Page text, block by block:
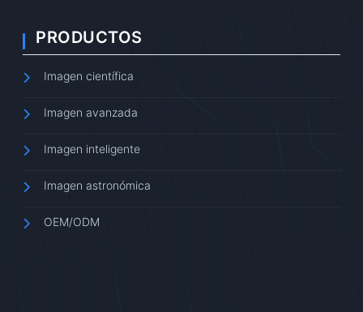
PRODUCTOS
Imagen científica
Imagen avanzada
Imagen inteligente
Imagen astronómica
OEM/ODM